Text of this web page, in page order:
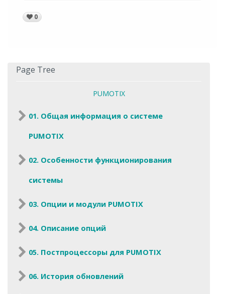
0
Page Tree
PUMOTIX
01. Общая информация о системе
PUMOTIX
02. Особенности функционирования
системы
03. Опции и модули PUMOTIX
04. Описание опций
05. Постпроцессоры для PUMOTIX
06. История обновлений